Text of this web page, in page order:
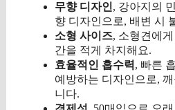
무향 디자인, 강아지의
향 디자인으로, 배변 시
소형 사이즈, 소형견에
간을 적게 차지해요.
효율적인 흡수력 , 빠른
예방하는 디자인으로,
니다.